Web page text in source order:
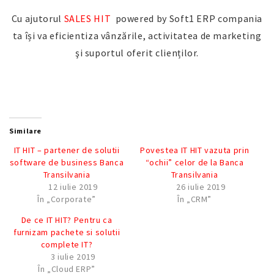
Cu ajutorul SALES HIT powered by Soft1 ERP compania
ta își va eficientiza vânzările, activitatea de marketing
şi suportul oferit clienților.
Similare
IT HIT – partener de solutii
software de business Banca
Transilvania
12 iulie 2019
În „Corporate”
Povestea IT HIT vazuta prin
“ochii” celor de la Banca
Transilvania
26 iulie 2019
În „CRM”
De ce IT HIT? Pentru ca
furnizam pachete si solutii
complete IT?
3 iulie 2019
În „Cloud ERP”